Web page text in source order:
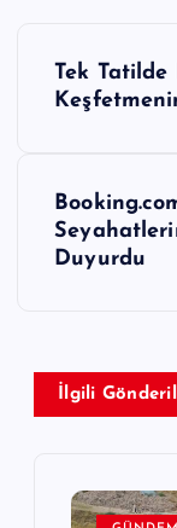
Tek
Duyurdu
İlgili